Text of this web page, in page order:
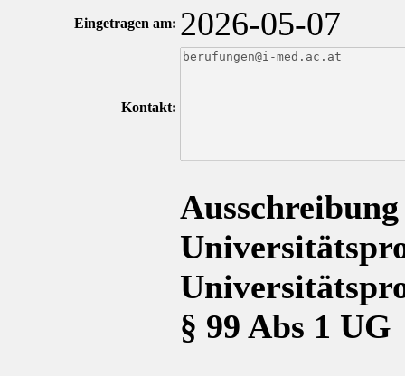
Eingetragen am: 2026-05-07
Kontakt:
§ 99 Abs 1 UG